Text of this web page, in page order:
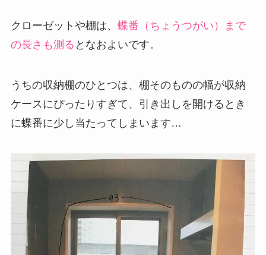
クローゼットや棚は、 蝶番（ちょうつがい）まで
の長さも測る となおよいです。
うちの収納棚のひとつは、棚そのものの幅が収納
ケースにぴったりすぎて、引き出しを開けるとき
に蝶番に少し当たってしまいます…